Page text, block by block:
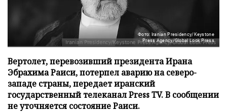
Фото: Iranian Presidency/Keystone
Press Agency/Global Look Press
Вертолет, перевозивший президента Ирана
Эбрахима Раиси, потерпел аварию на северо-
западе страны, передает иранский
государственный телеканал Press TV. В сообщении
не уточняется состояние Раиси.